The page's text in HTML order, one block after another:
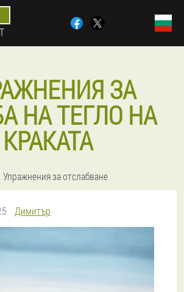
ЗА
НА ТЕГЛО НА
КРАКАТА
Упражнения за отслабване
Димитър